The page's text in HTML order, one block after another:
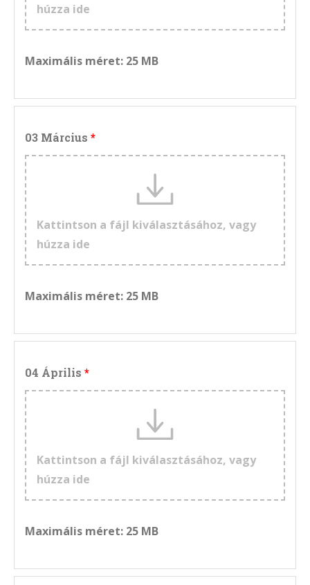
húzza ide
Maximális méret: 25 MB
03 Március
Kattintson a fájl kiválasztásához, vagy
húzza ide
Maximális méret: 25 MB
04 Április
Kattintson a fájl kiválasztásához, vagy
húzza ide
Maximális méret: 25 MB